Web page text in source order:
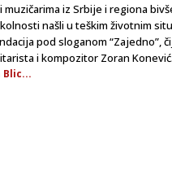
muzičarima iz Srbije i regiona
našli u teškim životnim
pod sloganom “Zajedno”,
i kompozitor Zoran Konević.
Blic...